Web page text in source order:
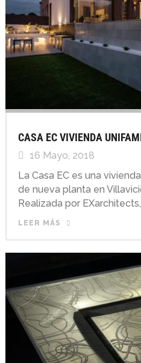
CASA EC VIVIENDA
16 Mayo, 2018
La Casa EC es una
de nueva planta en
Realizada por
LEER MÁS